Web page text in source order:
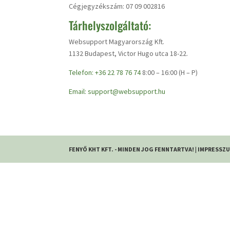
Cégjegyzékszám: 07 09 002816
Tárhelyszolgáltató:
Websupport Magyarország Kft.
1132 Budapest, Victor Hugo utca 18-22.
Telefon: +36 22 78 76 748:00 – 16:00 (H – P)
Email: support@websupport.hu
FENYŐ KHT KFT. - MINDEN JOG FENNTARTVA! |